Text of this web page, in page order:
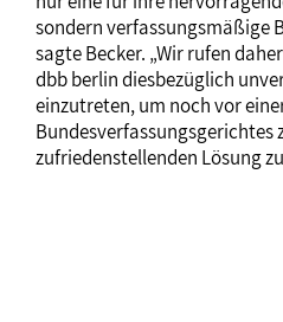
sondern verfassungsmäßige
sagte Becker. „Wir rufen
dbb berlin diesbezüglich
einzutreten, um noch vor
Bundesverfassungsgerichtes
zufriedenstellenden Lösung